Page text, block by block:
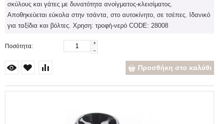
σκύλους και γάτες με δυνατότητα ανοίγματος-κλεισίματος.
Αποθηκεύεται εύκολα στην τσάντα, στο αυτοκίνητο, σε τσέπες. Ιδανικό
για ταξίδια και βόλτες. Χρηση: τροφή-νερό CODE: 28008
Ποσότητα:
+
−
Προσθήκη στο καλάθι